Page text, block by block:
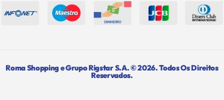
Roma Shopping e Grupo Rigstar S.A. © 2026. Todos Os Direitos